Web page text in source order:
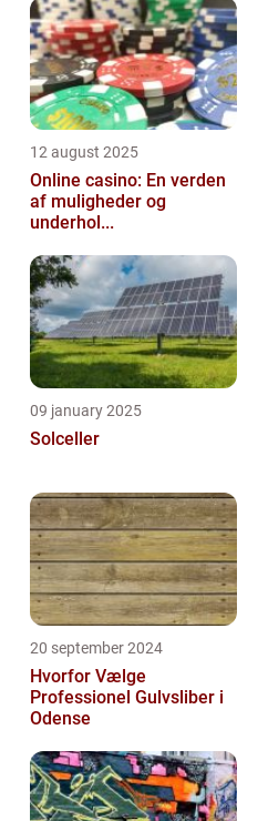
12 august 2025
Online casino: En verden
af muligheder og
underhol...
09 january 2025
Solceller
20 september 2024
Hvorfor Vælge
Professionel Gulvsliber i
Odense